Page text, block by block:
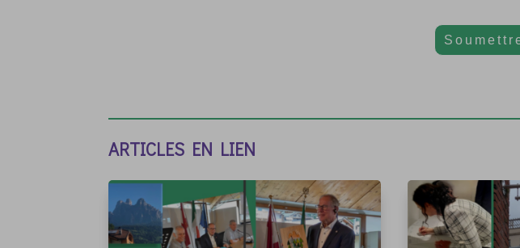
ARTICLES EN LIEN